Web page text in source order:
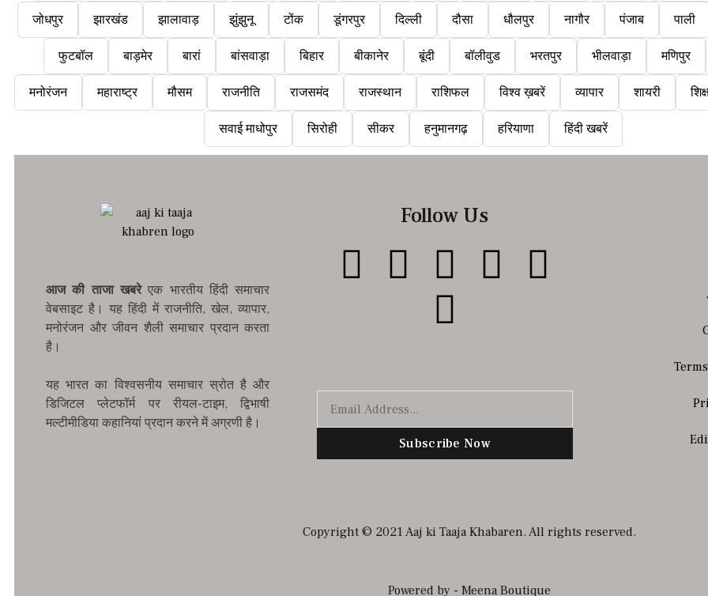
जोधपुर झारखंड झालावाड़ झुंझुनू टोंक डूंगरपुर दिल्ली दौसा धौलपुर नागौर पंजाब पाली
फुटबॉल बाड़मेर बारां बांसवाड़ा बिहार बीकानेर बूंदी बॉलीवुड भरतपुर भीलवाड़ा मणिपुर
मनोरंजन महाराष्ट्र मौसम राजनीति राजसमंद राजस्थान राशिफल विश्व ख़बरें व्यापार शायरी
सवाई माधोपुर सिरोही सीकर हनुमानगढ़ हरियाणा हिंदी खबरें
आज की ताजा खबरेएक भारतीय हिंदी समाचार
वेबसाइट है। यह हिंदी में राजनीति, खेल, व्यापार,
मनोरंजन और जीवन शैली समाचार प्रदान करता
है।
यह भारत का विश्वसनीय समाचार स्रोत है और
डिजिटल प्लेटफॉर्म पर रीयल-टाइम, द्विभाषी
मल्टीमीडिया कहानियां प्रदान करने में अग्रणी है।
Follow Us
Subscribe Now
Copyright © 2021 Aaj ki Taaja Khabaren. All rights reserved.
Powered by - Meena Boutique